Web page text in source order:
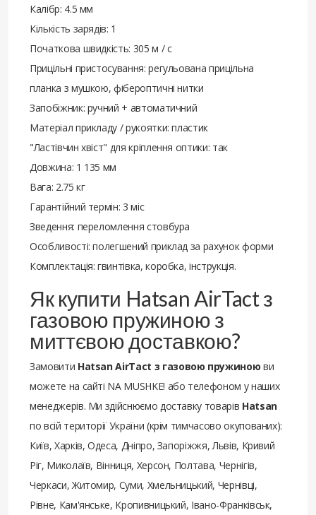
Калібр: 4.5 мм
Кількість зарядів: 1
Початкова швидкість: 305 м / с
Прицільні пристосування: регульована прицільна
планка з мушкою, фібероптичні нитки
Запобіжник: ручний + автоматичний
Матеріал прикладу / рукоятки: пластик
"Ластівчин хвіст" для кріплення оптики: так
Довжина: 1 135 мм
Вага: 2.75 кг
Гарантійний термін: 3 міс
Зведення: переломлення стовбура
Особливості: полегшений приклад за рахунок форми
Комплектація: гвинтівка, коробка, інструкція.
Як купити Hatsan AirTact з
газовою пружиною з
миттєвою доставкою?
Замовити Hatsan AirTact з газовою пружиною ви
можете на сайті NA MUSHKE! або телефоном у наших
менеджерів. Ми здійснюємо доставку товарів Hatsan
по всій території України (крім тимчасово окупованих):
Київ, Харків, Одеса, Дніпро, Запоріжжя, Львів, Кривий
Ріг, Миколаїв, Вінниця, Херсон, Полтава, Чернігів,
Черкаси, Житомир, Суми, Хмельницький, Чернівці,
Рівне, Кам'янське, Кропивницький, Івано-Франківськ,